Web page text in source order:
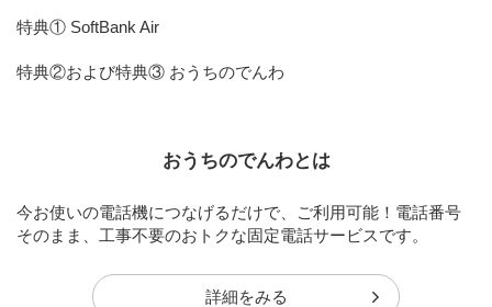
特典① SoftBank Air
特典②および特典③ おうちのでんわ
おうちのでんわとは
今お使いの電話機につなげるだけで、ご利用可能！電話番号
そのまま、工事不要のおトクな固定電話サービスです。
詳細をみる